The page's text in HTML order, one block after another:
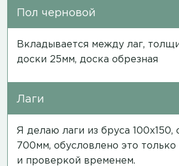
Пол черновой
Вкладывается между лаг,
доски 25мм, доска обрезная
Лаги
Я делаю лаги из бруса 100х150,
700мм, обусловлено это только
и проверкой временем.